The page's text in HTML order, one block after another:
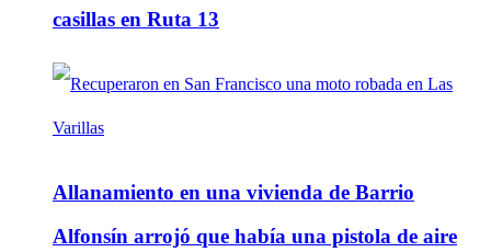
casillas en Ruta 13
Allanamiento en una vivienda de Barrio
Alfonsín arrojó que había una pistola de aire